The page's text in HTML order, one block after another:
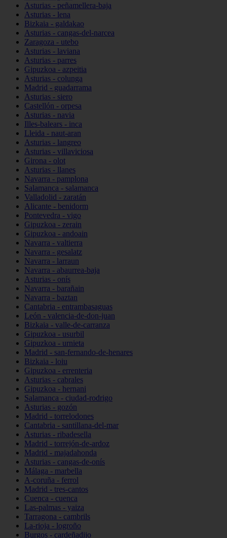
Asturias - peñamellera-baja
Asturias - lena
Bizkaia - galdakao
Asturias - cangas-del-narcea
Zaragoza - utebo
Asturias - laviana
Asturias - parres
Gipuzkoa - azpeitia
Asturias - colunga
Madrid - guadarrama
Asturias - siero
Castellón - orpesa
Asturias - navia
Illes-balears - inca
Lleida - naut-aran
Asturias - langreo
Asturias - villaviciosa
Girona - olot
Asturias - llanes
Navarra - pamplona
Salamanca - salamanca
Valladolid - zaratán
Alicante - benidorm
Pontevedra - vigo
Gipuzkoa - zerain
Gipuzkoa - andoain
Navarra - valtierra
Navarra - gesalatz
Navarra - larraun
Navarra - abaurrea-baja
Asturias - onís
Navarra - barañain
Navarra - baztan
Cantabria - entrambasaguas
León - valencia-de-don-juan
Bizkaia - valle-de-carranza
Gipuzkoa - usurbil
Gipuzkoa - urnieta
Madrid - san-fernando-de-henares
Bizkaia - loiu
Gipuzkoa - errenteria
Asturias - cabrales
Gipuzkoa - hernani
Salamanca - ciudad-rodrigo
Asturias - gozón
Madrid - torrelodones
Cantabria - santillana-del-mar
Asturias - ribadesella
Madrid - torrejón-de-ardoz
Madrid - majadahonda
Asturias - cangas-de-onís
Málaga - marbella
A-coruña - ferrol
Madrid - tres-cantos
Cuenca - cuenca
Las-palmas - yaiza
Tarragona - cambrils
La-rioja - logroño
Burgos - cardeñadijo